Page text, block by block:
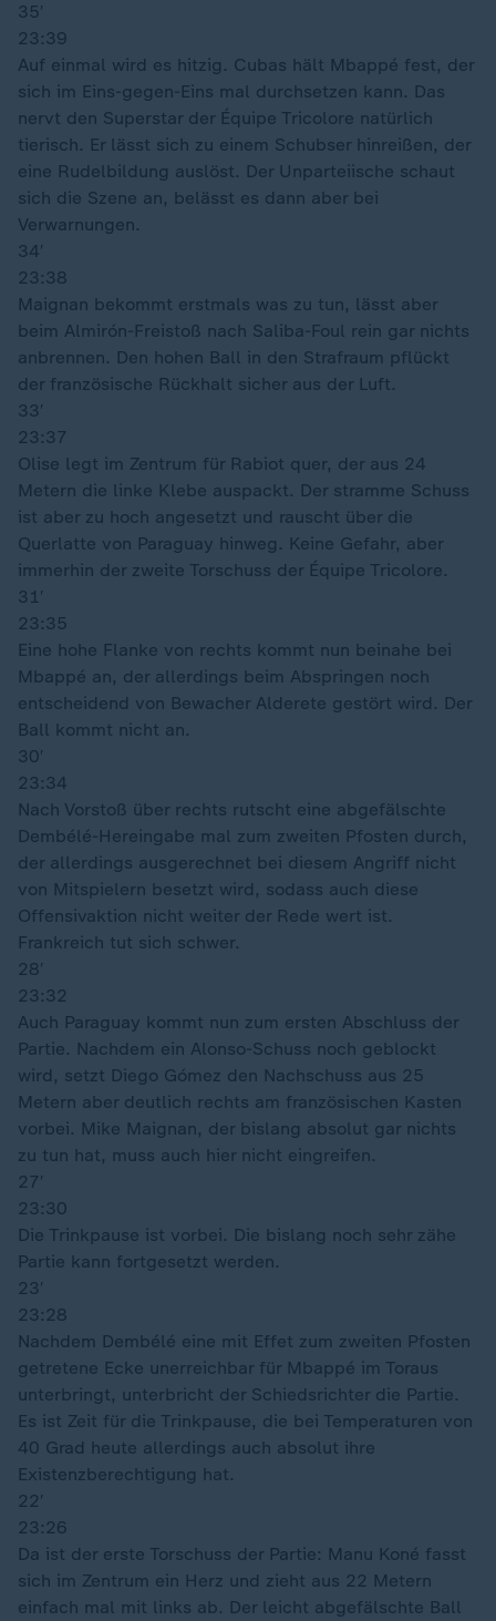
35′
23:39
Auf einmal wird es hitzig. Cubas hält Mbappé fest, der
sich im Eins-gegen-Eins mal durchsetzen kann. Das
nervt den Superstar der Équipe Tricolore natürlich
tierisch. Er lässt sich zu einem Schubser hinreißen, der
eine Rudelbildung auslöst. Der Unparteiische schaut
sich die Szene an, belässt es dann aber bei
Verwarnungen.
34′
23:38
Maignan bekommt erstmals was zu tun, lässt aber
beim Almirón-Freistoß nach Saliba-Foul rein gar nichts
anbrennen. Den hohen Ball in den Strafraum pflückt
der französische Rückhalt sicher aus der Luft.
33′
23:37
Olise legt im Zentrum für Rabiot quer, der aus 24
Metern die linke Klebe auspackt. Der stramme Schuss
ist aber zu hoch angesetzt und rauscht über die
Querlatte von Paraguay hinweg. Keine Gefahr, aber
immerhin der zweite Torschuss der Équipe Tricolore.
31′
23:35
Eine hohe Flanke von rechts kommt nun beinahe bei
Mbappé an, der allerdings beim Abspringen noch
entscheidend von Bewacher Alderete gestört wird. Der
Ball kommt nicht an.
30′
23:34
Nach Vorstoß über rechts rutscht eine abgefälschte
Dembélé-Hereingabe mal zum zweiten Pfosten durch,
der allerdings ausgerechnet bei diesem Angriff nicht
von Mitspielern besetzt wird, sodass auch diese
Offensivaktion nicht weiter der Rede wert ist.
Frankreich tut sich schwer.
28′
23:32
Auch Paraguay kommt nun zum ersten Abschluss der
Partie. Nachdem ein Alonso-Schuss noch geblockt
wird, setzt Diego Gómez den Nachschuss aus 25
Metern aber deutlich rechts am französischen Kasten
vorbei. Mike Maignan, der bislang absolut gar nichts
zu tun hat, muss auch hier nicht eingreifen.
27′
23:30
Die Trinkpause ist vorbei. Die bislang noch sehr zähe
Partie kann fortgesetzt werden.
23′
23:28
Nachdem Dembélé eine mit Effet zum zweiten Pfosten
getretene Ecke unerreichbar für Mbappé im Toraus
unterbringt, unterbricht der Schiedsrichter die Partie.
Es ist Zeit für die Trinkpause, die bei Temperaturen von
40 Grad heute allerdings auch absolut ihre
Existenzberechtigung hat.
22′
23:26
Da ist der erste Torschuss der Partie: Manu Koné fasst
sich im Zentrum ein Herz und zieht aus 22 Metern
einfach mal mit links ab. Der leicht abgefälschte Ball